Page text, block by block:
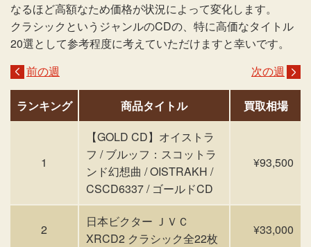
なるほど高額なため価格が状況によって変化します。
クラシックというジャンルのCDの、特に高価なタイトル
20選として参考程度に考えていただけますと幸いです。
前の週
次の週
ランキング 商品タイトル 買取相場
1
【GOLD CD】オイストラ
フ / ブルッフ：スコットラ
ンド幻想曲 / OISTRAKH /
CSCD6337 / ゴールドCD
¥93,500
2
日本ビクター ＪＶＣ
XRCD2 クラシック全22枚
¥33,000